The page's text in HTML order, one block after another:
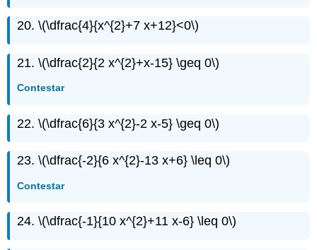
20.\(\dfrac{4}{x^{2}+7 x+12}<0\)
21.\(\dfrac{2}{2 x^{2}+x-15} \geq 0\)
Contestar
22.\(\dfrac{6}{3 x^{2}-2 x-5} \geq 0\)
23.\(\dfrac{-2}{6 x^{2}-13 x+6} \leq 0\)
Contestar
24.\(\dfrac{-1}{10 x^{2}+11 x-6} \leq 0\)